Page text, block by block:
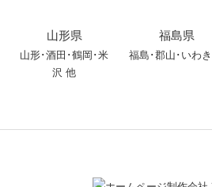
山形県
山形･酒田 ･鶴岡 ･米
沢 他
福島県
福島･郡山･いわ